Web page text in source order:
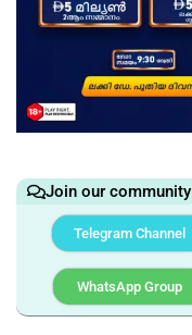
Join our community
Telegram Channel
WhatsApp Group